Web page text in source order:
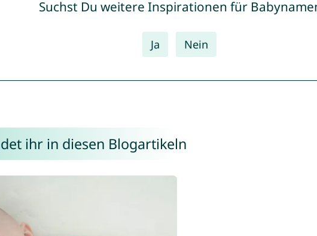
Suchst Du weitere Inspirationen für
Ja Nein
ihr in diesen Blogartikeln